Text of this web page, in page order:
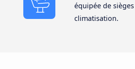
équipée de
climatisation.